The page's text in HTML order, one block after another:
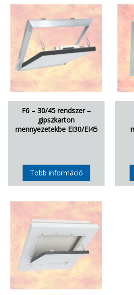
F6 – 30/45 rendszer –
gipszkarton
mennyezetekbe EI30/EI45
Több információ